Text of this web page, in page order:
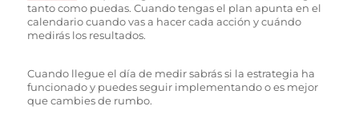
tanto como puedas. Cuando tengas el plan apunta en el
calendario cuando vas a hacer cada acción y cuándo
medirás los resultados.
Cuando llegue el día de medir sabrás si la estrategia ha
funcionado y puedes seguir implementando o es mejor
que cambies de rumbo.